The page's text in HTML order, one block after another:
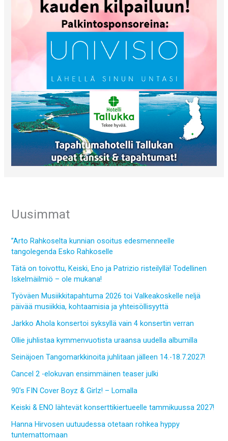
Uusimmat
”Arto Rahkoselta kunnian osoitus edesmenneelle
tangolegenda Esko Rahkoselle
Tätä on toivottu, Keiski, Eno ja Patrizio risteilyllä! Todellinen
Iskelmäilmiö – ole mukana!
Työväen Musiikkitapahtuma 2026 toi Valkeakoskelle neljä
päivää musiikkia, kohtaamisia ja yhteisöllisyyttä
Jarkko Ahola konsertoi syksyllä vain 4 konsertin verran
Ollie juhlistaa kymmenvuotista uraansa uudella albumilla
Seinäjoen Tangomarkkinoita juhlitaan jälleen 14.-18.7.2027!
Cancel 2 -elokuvan ensimmäinen teaser julki
90’s FIN Cover Boyz & Girlz! – Lomalla
Keiski & ENO lähtevät konserttikiertueelle tammikuussa 2027!
Hanna Hirvosen uutuudessa otetaan rohkea hyppy
tuntemattomaan